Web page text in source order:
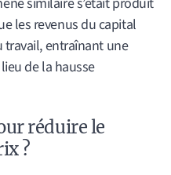
les revenus du capital
travail, entraînant une
de la hausse
réduire le
?